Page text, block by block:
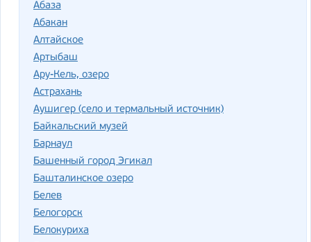
Абаза
Абакан
Алтайское
Артыбаш
Ару-Кель, озеро
Астрахань
Аушигер (село и термальный источник)
Байкальский музей
Барнаул
Башенный город Эгикал
Башталинское озеро
Белев
Белогорск
Белокуриха